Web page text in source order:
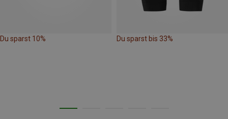
Du sparst 10% Du sparst bis 33%